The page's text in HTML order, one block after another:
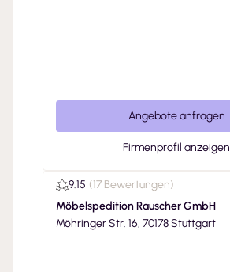
Angebote anfragen
Firmenprofil anzeigen
9.15 (17 Bewertungen)
Möbelspedition Rauscher GmbH
Möhringer Str. 16, 70178 Stuttgart